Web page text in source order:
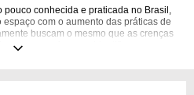
pouco conhecida e praticada no Brasil,
com o aumento das práticas de
buscam o mesmo que as crenças
com essas frases e identifique-se com